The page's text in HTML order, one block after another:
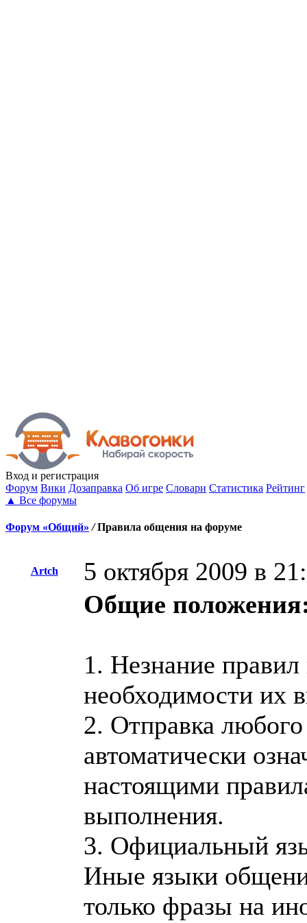
Вход и регистрация
Форум Вики Дозаправка Об игре Словари Статистика Рейтинг
▲ Все форумы
Форум «Общий» / Правила общения на форуме
Artch 5 октября 2009 в
Общие
1. Незнание
необходимости их
2. Отправка
автоматически
настоящими
выполнения.
3. Официальный
Иные языки
только фразы на